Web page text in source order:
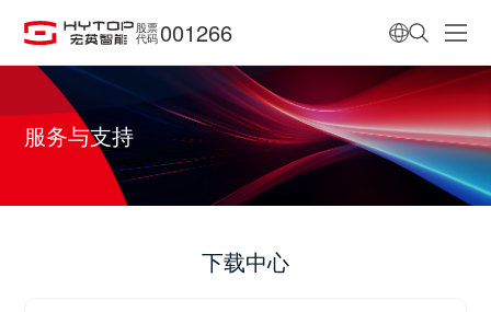
股票
代码 001266
服务与支持
下载中心